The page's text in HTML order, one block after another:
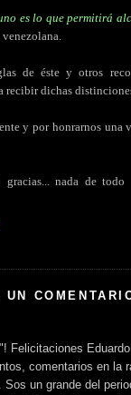
es lo que permitirá
de éste y otros
recibir dichas
y por honrarnos una
nada de
Felicitaciones
comentarios en la
un grande del